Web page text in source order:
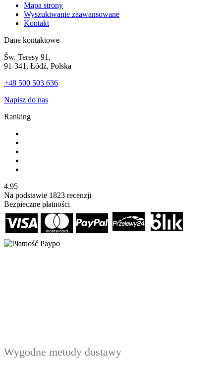
Mapa strony
Wyszukiwanie zaawansowane
Kontakt
Dane kontaktowe
Św. Teresy 91,
91-341, Łódź, Polska
+48 500 503 636
Napisz do nas
Ranking
4.95
Na podstawie 1823 recenzji
Bezpieczne płatności
Wygodne metody dostawy